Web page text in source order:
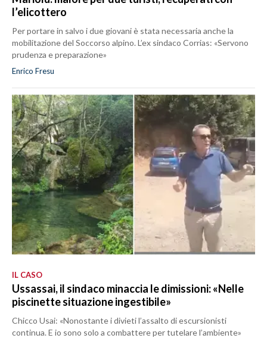
l’elicottero
Per portare in salvo i due giovani è stata necessaria anche la
mobilitazione del Soccorso alpino. L’ex sindaco Corrias: «Servono
prudenza e preparazione»
Enrico Fresu
IL CASO
Ussassai, il sindaco minaccia le dimissioni: «Nelle
piscinette situazione ingestibile»
Chicco Usai: «Nonostante i divieti l’assalto di escursionisti
continua. E io sono solo a combattere per tutelare l’ambiente»